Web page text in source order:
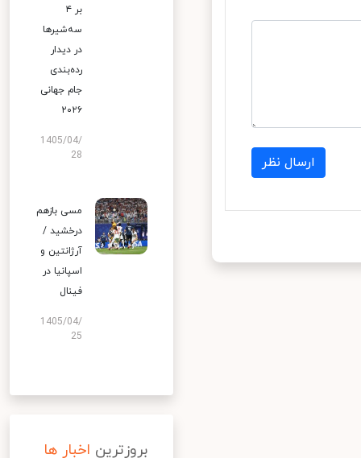
ارسال نظر
بر ۴
سه‌شیرها
در دیدار
رده‌بندی
جام جهانی
۲۰۲۶
1405/04/
28
مسی بازهم
درخشید /
آرژانتین و
اسپانیا در
فینال
1405/04/
25
بروزترین اخبار ها